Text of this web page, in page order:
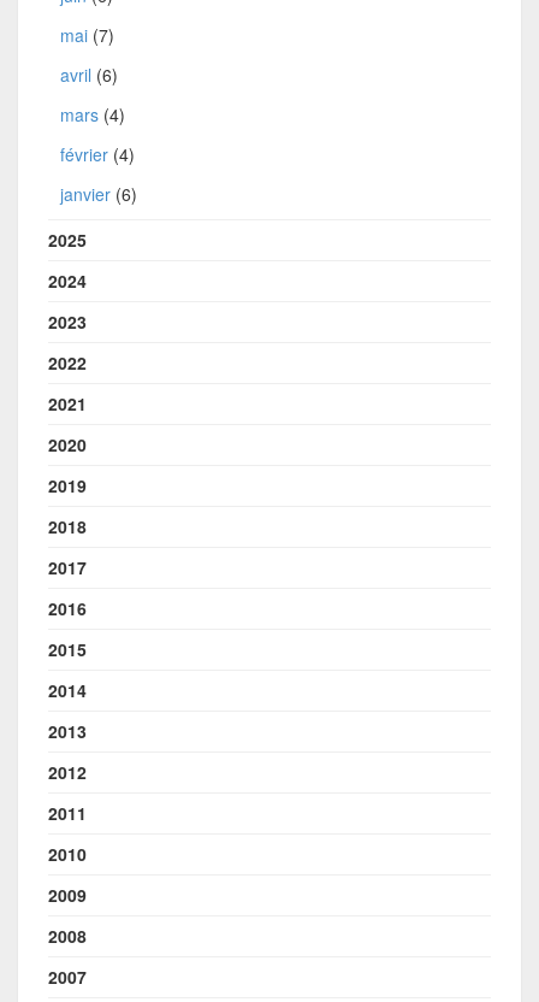
mai (7)
avril (6)
mars (4)
février (4)
janvier (6)
2025
2024
2023
2022
2021
2020
2019
2018
2017
2016
2015
2014
2013
2012
2011
2010
2009
2008
2007